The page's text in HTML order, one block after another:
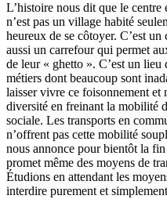
L’histoire nous dit que le centre
n’est pas un village habité
heureux de se côtoyer. C’est un
aussi un carrefour qui permet
de leur « ghetto ». C’est un lieu
métiers dont beaucoup sont
laisser vivre ce foisonnement et
diversité en freinant la mobilité
sociale. Les transports en
n’offrent pas cette mobilité
nous annonce pour bientôt la
promet même des moyens de
Étudions en attendant les
interdire purement et